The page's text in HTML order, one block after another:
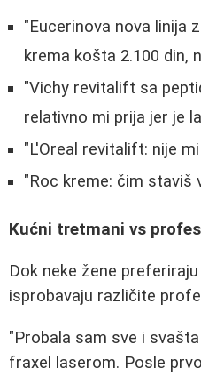
"Eucerinova nova linija
krema košta 2.100 din,
"Vichy revitalift sa
relativno mi prija jer je
"L'Oreal revitalift: nije
"Roc kreme: čim staviš
Kućni tretmani vs
Dok neke žene
isprobavaju različite
"Probala sam sve i
fraxel laserom. Posle